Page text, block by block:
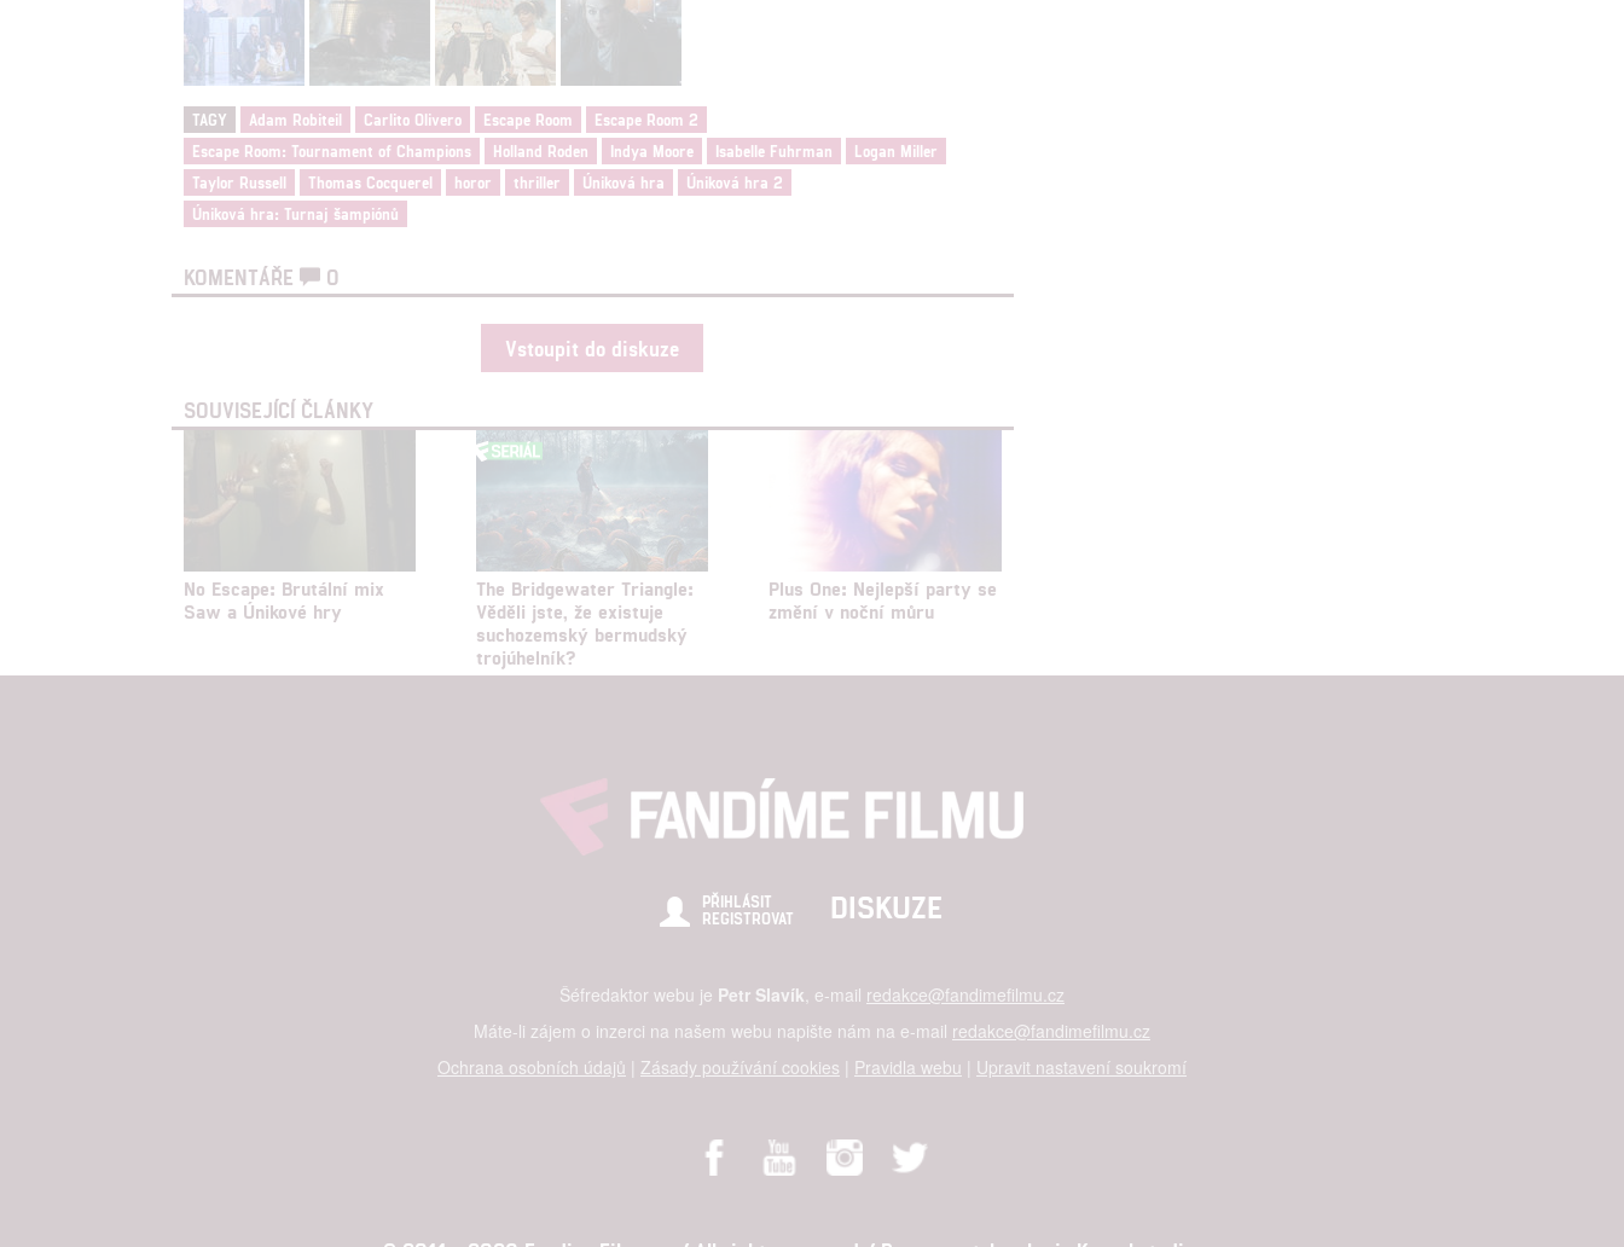
TAGY Adam Robiteil Carlito Olivero Escape Room
Escape Room 2
Escape Room: Tournament of Champions
Holland Roden Indya Moore Isabelle Fuhrman
Logan Miller
Taylor Russell
Thomas Cocquerel horor thriller Úniková hra
Úniková hra 2
Úniková hra: Turnaj šampiónů
KOMENTÁŘE 0
Vstoupit do diskuze
SOUVISEJÍCÍ ČLÁNKY
No Escape: Brutální mix
Saw a Únikové hry
The Bridgewater Triangle:
Věděli jste, že existuje
suchozemský bermudský
trojúhelník?
Plus One: Nejlepší party se
změní v noční můru
PŘIHLÁSIT
REGISTROVAT
DISKUZE
Šéfredaktor webu je Petr Slavík , e-mail redakce@fandimefilmu.cz
Máte-li zájem o inzerci na našem webu napište nám na e-mail redakce@fandimefilmu.cz
Ochrana osobních údajů | Zásady používání cookies | Pravidla webu | Upravit nastavení soukromí
Udělením souhlasu s účely a funkcemi zde uvedenými dáváte nám i našim partnerům
možnost: Zajištění bezpečnosti, předcházení a zjišťování podvodů a odstraňování chyb,
Poskytování a zobrazování reklamy a obsahu